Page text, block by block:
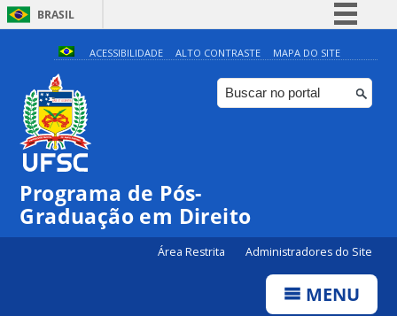
BRASIL
Simplifique!
Comunica BR
Participe
ACESSIBILIDADE ALTO CONTRASTE MAPA DO SITE
Programa de Pós-
Graduação em Direito
Área Restrita Administradores do Site
MENU